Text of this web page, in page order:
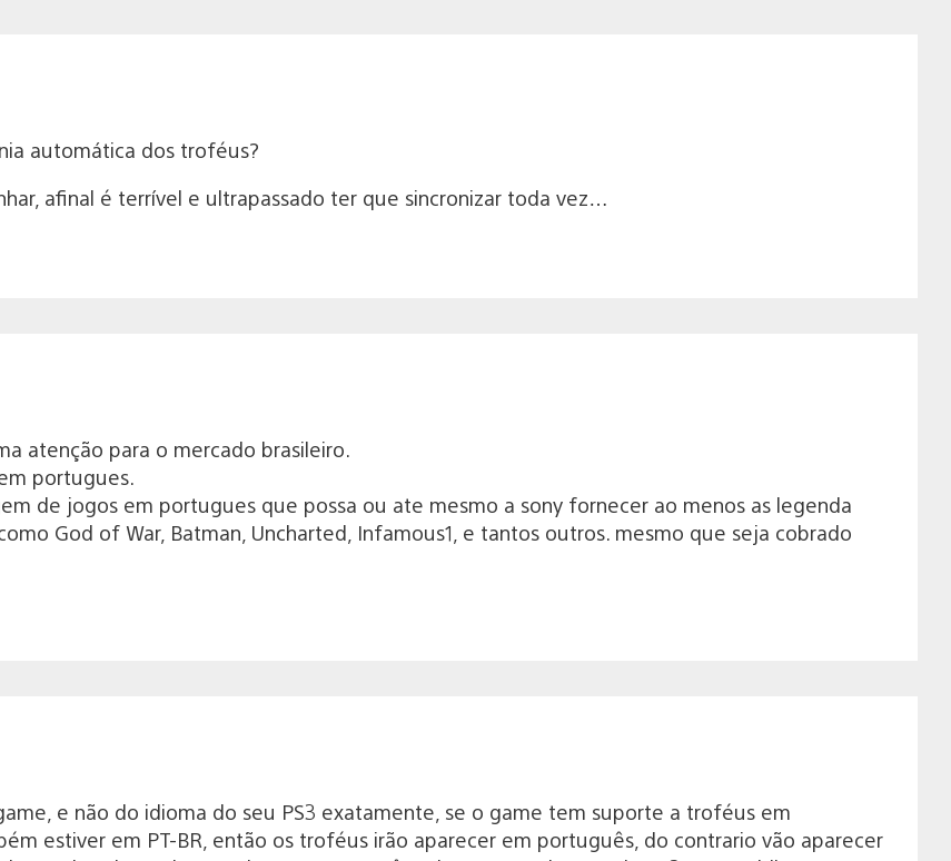
automática dos troféus?
afinal é terrível e ultrapassado ter que sincronizar toda vez…
atenção para o mercado brasileiro.
portugues.
de jogos em portugues que possa ou ate mesmo a sony fornecer ao menos as legenda
God of War, Batman, Uncharted, Infamous1, e tantos outros. mesmo que seja cobrado
e não do idioma do seu PS3 exatamente, se o game tem suporte a troféus em
estiver em PT-BR, então os troféus irão aparecer em português, do contrario vão aparecer